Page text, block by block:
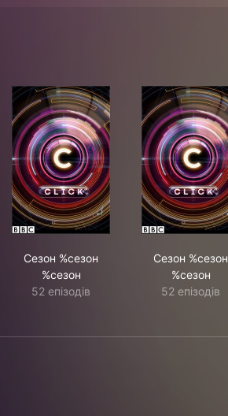
Сезон %сезон
%сезон
52 епізодів
Сезон %сезон
%сезон
52 епізодів